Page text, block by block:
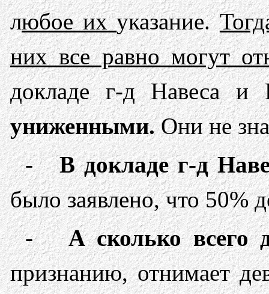
любое ихуказание.
них все равно могут
докладе г-д Навеса и
униженными.Они не
-В докладе г-д
было заявлено, что 50%
-А сколько всего
признанию, отнимает